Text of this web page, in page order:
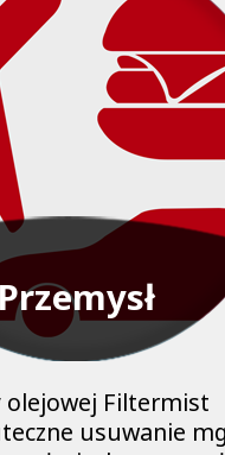
Przemysł
olejowej Filtermist
usuwanie